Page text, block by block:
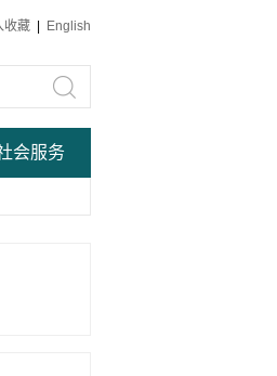
收藏 English
会服务